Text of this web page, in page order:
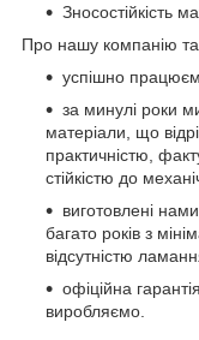
Зносостійкість
Про нашу компанію та
успішно
за минулі роки
матеріали, що
практичністю,
стійкістю до
виготовлені
багато років з
відсутністю
офіційна
виробляємо.